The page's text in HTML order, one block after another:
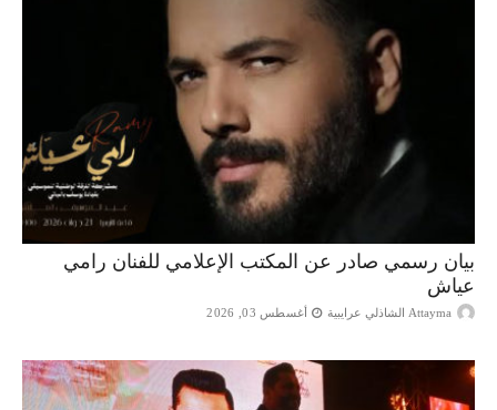
بيان رسمي صادر عن المكتب الإعلامي للفنان رامي
عياش
Attayma الشاذلي عرايبية أغسطس 03, 2026